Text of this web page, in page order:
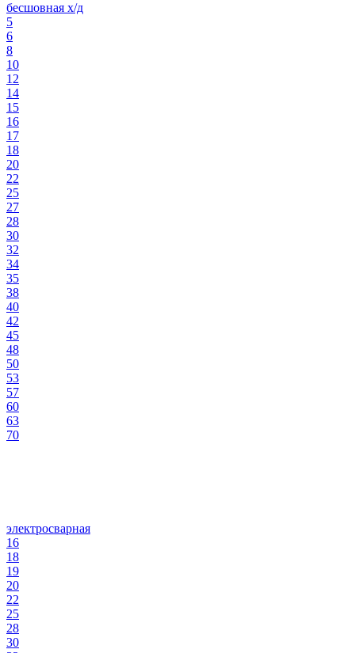
бесшовная х/д
5
6
8
10
12
14
15
16
17
18
20
22
25
27
28
30
32
34
35
38
40
42
45
48
50
53
57
60
63
70
электросварная
16
18
19
20
22
25
28
30